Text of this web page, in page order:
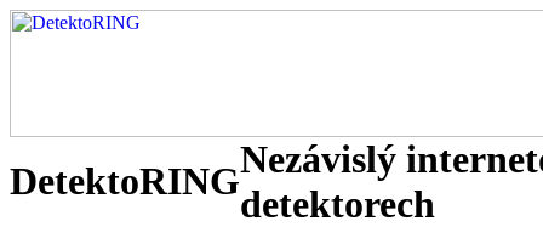
DetektoRINGNezávislý
detektorech